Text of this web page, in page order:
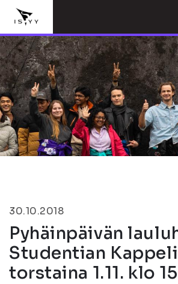
30.10.2018
Pyhäinpäivän
Studentian
torstaina 1.11. klo 15